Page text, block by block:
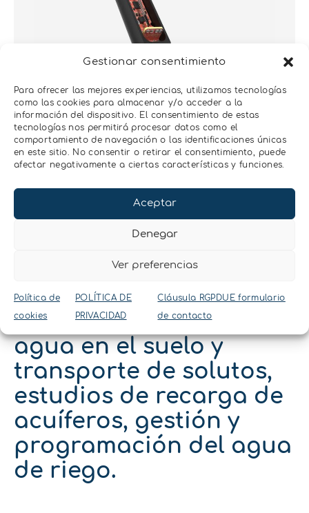
Gestionar consentimiento
Para ofrecer las mejores experiencias, utilizamos tecnologías
como las cookies para almacenar y/o acceder a la
información del dispositivo. El consentimiento de estas
tecnologías nos permitirá procesar datos como el
comportamiento de navegación o las identificaciones únicas
en este sitio. No consentir o retirar el consentimiento, puede
afectar negativamente a ciertas características y funciones.
Aceptar
Denegar
Ver preferencias
Política de
cookies
POLÍTICA DE
PRIVACIDAD
Cláusula RGPDUE formulario
de contacto
HYDROS 21
SENSOR CTD
Medida del nivel, CE y temperatura
del agua
Más información
APLICACIONES
Simulación movimiento
agua en el suelo y
transporte de solutos,
estudios de recarga de
acuíferos, gestión y
programación del agua
de riego.